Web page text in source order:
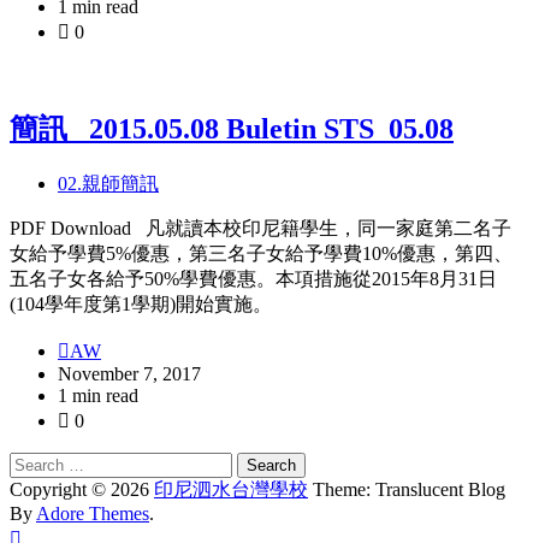
1 min read
0
簡訊_ 2015.05.08 Buletin STS_05.08
02.親師簡訊
PDF Download 凡就讀本校印尼籍學生，同一家庭第二名子
女給予學費5%優惠，第三名子女給予學費10%優惠，第四、
五名子女各給予50%學費優惠。本項措施從2015年8月31日
(104學年度第1學期)開始實施。
AW
November 7, 2017
1 min read
0
Copyright © 2026 印尼泗水台灣學校 Theme: Translucent Blog
By Adore Themes.